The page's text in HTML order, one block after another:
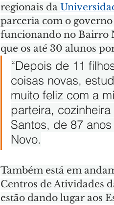
regionais da
parceria com o governo
funcionando no Bairro
que os até 30 alunos
“Depois de 11
coisas novas,
muito feliz com a
parteira,
Santos, de 87
Novo.
Também está em
Centros de Atividades
estão dando lugar aos